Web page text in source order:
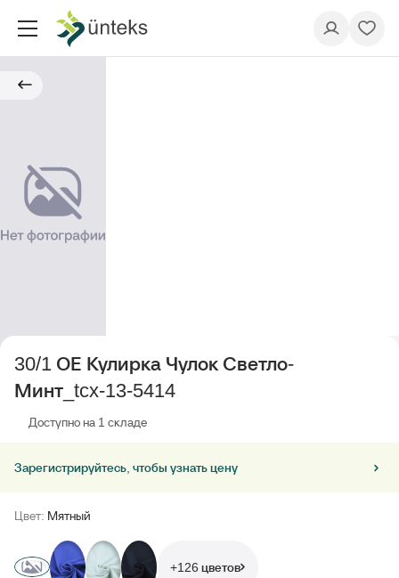
30/1 ОЕ Кулирка Чулок Светло-
Минт_tcx-13-5414
Доступно на 1 складе
Зарегистрируйтесь, чтобы узнать цену
Цвет: Мятный
+126 цветов